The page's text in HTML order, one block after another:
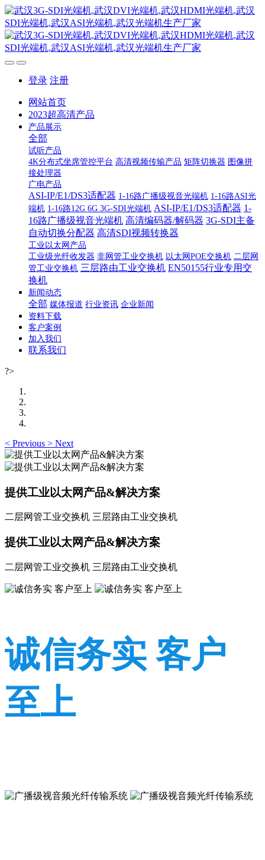
登录 注册
网站首页
2023超高清产品
产品展示
全部
试听产品
4K分布式坐席管控平台 高清视频传输产品 矩阵切换器 图像拼
接处理器
广电产品
ASI-IP/E1/DS3适配器 1-16路广播级视音光端机 1-16路ASI光
端机 1-16路12G 6G 3G-SDI光端机 ASI-IP/E1/DS3适配器 1-
16路广播级视音光端机 高清编码器/解码器 3G-SDI主备
自动切换分配器 高清SDI视频转换器
工业以太网产品
工业级光纤收发器 非网管工业交换机 以太网POE交换机 二层网
管工业交换机 三层路由工业交换机 EN50155行业专用交
换机
新闻动态
全部 媒体报道 行业资讯 企业新闻
资料下载
客户案例
加入我们
联系我们
?>
< Previous > Next
提供工业以太网产品&解决方案
二层网管工业交换机 三层路由工业交换机
提供工业以太网产品&解决方案
二层网管工业交换机 三层路由工业交换机
诚信务实 客户
至上